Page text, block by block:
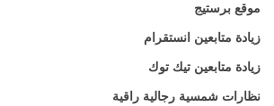
موقع برستيج
زيادة متابعين انستقرام
زيادة متابعين تيك توك
نظارات شمسية رجالية راقية